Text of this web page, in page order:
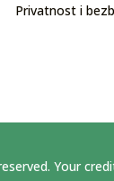
Privatnost i
Your